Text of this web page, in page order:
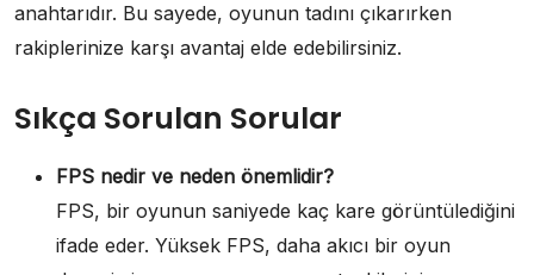
anahtarıdır. Bu sayede, oyunun tadını çıkarırken
rakiplerinize karşı avantaj elde edebilirsiniz.
Sıkça Sorulan Sorular
FPS nedir ve neden önemlidir?
FPS, bir oyunun saniyede kaç kare görüntülediğini
ifade eder. Yüksek FPS, daha akıcı bir oyun